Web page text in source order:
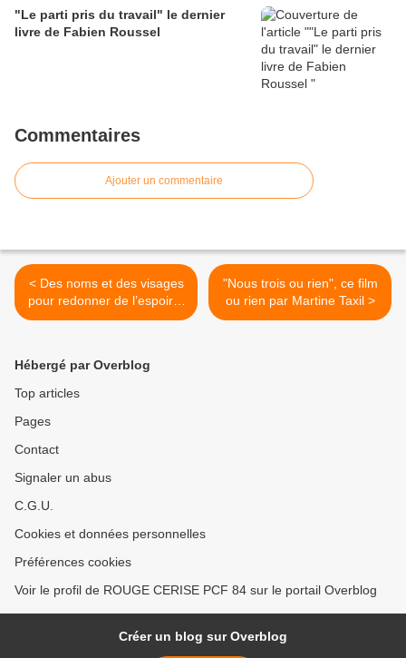
"Le parti pris du travail" le dernier
livre de Fabien Roussel
Commentaires
Ajouter un commentaire
< Des noms et des visages
pour redonner de l’espoir à
gauche en Paca
"Nous trois ou rien", ce film
ou rien par Martine Taxil >
Hébergé par Overblog
Top articles
Pages
Contact
Signaler un abus
C.G.U.
Cookies et données personnelles
Préférences cookies
Voir le profil de ROUGE CERISE PCF 84 sur le portail Overblog
Créer un blog sur Overblog